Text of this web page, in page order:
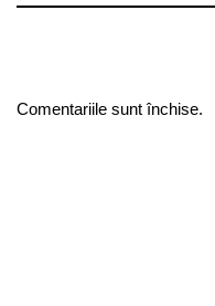
Comentariile sunt închise.